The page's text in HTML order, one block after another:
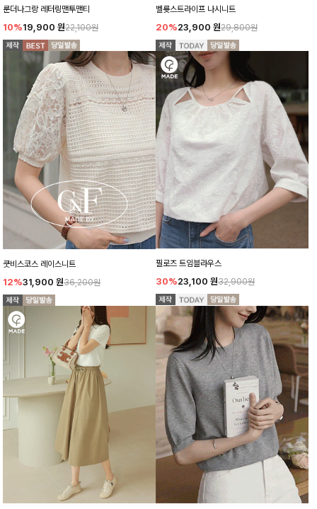
룬더나그랑 레터링맨투맨티
10%19,900 원22,100원
벨륫스트라이프 나시니트
20%23,900 원29,800원
쿳비스코스 레이스니트
12%31,900 원36,200원
필로즈 트임블라우스
30%23,100 원32,900원